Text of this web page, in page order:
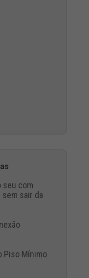
seu com
sair da
Piso Mínimo